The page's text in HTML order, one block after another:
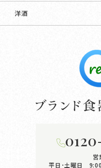
洋酒
営
平日･土曜日